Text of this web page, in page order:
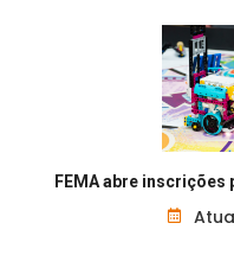
FEMA abre